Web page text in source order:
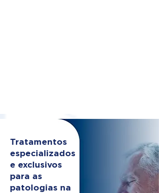
Tratamentos
especializados
e exclusivos
para as
patologias na